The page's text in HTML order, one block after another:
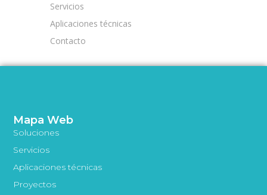
Servicios
Aplicaciones técnicas
Contacto
Mapa Web
Soluciones
Servicios
Aplicaciones técnicas
Proyectos